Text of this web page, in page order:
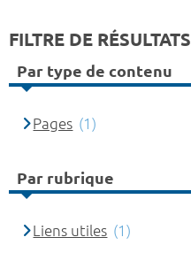
FILTRE DE RÉSULTATS
Par type de contenu
Pages (1)
Par rubrique
Liens utiles (1)